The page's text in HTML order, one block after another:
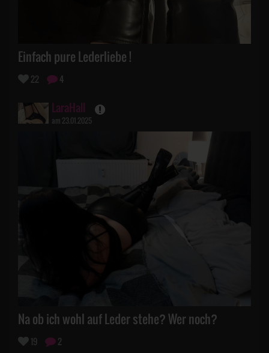
Einfach pure Lederliebe !
22 4
LaraHall
am 23.01.2025
Na ob ich wohl auf Leder stehe? Wer noch?
19 2